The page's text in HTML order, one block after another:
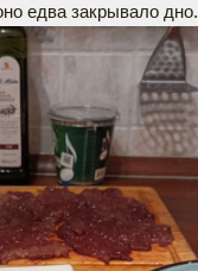
едва закрывало дно.